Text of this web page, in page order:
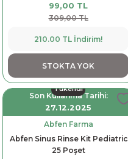
99,00 TL
309,00 TL
210.00 TL İndirim!
STOKTA YOK
Tükendi
Son Kullanma Tarihi:
27.12.2025
Abfen Farma
Abfen Sinus Rinse Kit Pediatric
25 Poşet